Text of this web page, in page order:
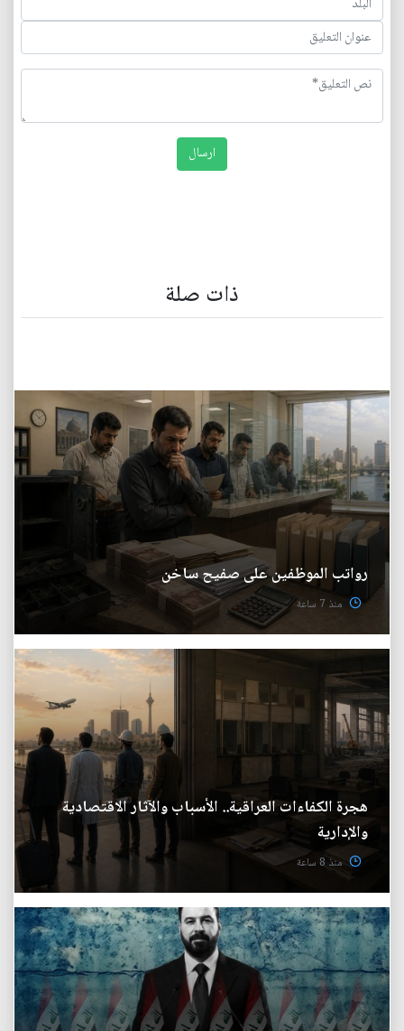
ذات صلة
رواتب الموظفين على صفيح ساخن
منذ 7 ساعة
هجرة الكفاءات العراقية.. الأسباب والآثار الاقتصادية
والإدارية
منذ 8 ساعة